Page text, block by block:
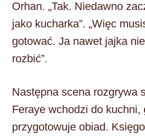
Orhan. „Tak. Niedawno
jako kucharka”. „Więc
gotować. Ja nawet jajka
rozbić”.
Następna scena rozgrywa
Feraye wchodzi do kuchni,
przygotowuje obiad.